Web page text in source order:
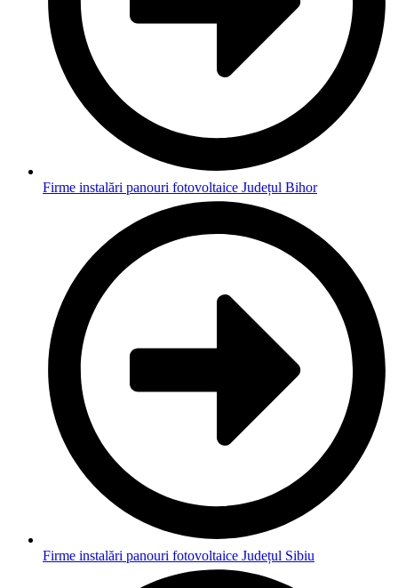
Firme instalări panouri fotovoltaice Județul Bihor
Firme instalări panouri fotovoltaice Județul Sibiu